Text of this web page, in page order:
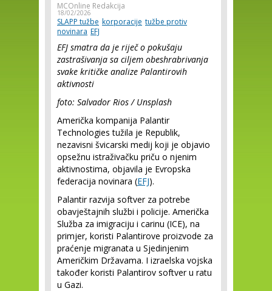
MCOnline Redakcija
18/02/2026
SLAPP tužbe korporacije tužbe protiv
novinara EFJ
EFJ smatra da je riječ o pokušaju
zastrašivanja sa ciljem obeshrabrivanja
svake kritičke analize Palantirovih
aktivnosti
foto: Salvador Rios / Unsplash
Američka kompanija Palantir
Technologies tužila je Republik,
nezavisni švicarski medij koji je objavio
opsežnu istraživačku priču o njenim
aktivnostima, objavila je Evropska
federacija novinara (EFJ).
Palantir razvija softver za potrebe
obavještajnih službi i policije. Američka
Služba za imigraciju i carinu (ICE), na
primjer, koristi Palantirove proizvode za
praćenje migranata u Sjedinjenim
Američkim Državama. I izraelska vojska
također koristi Palantirov softver u ratu
u Gazi.